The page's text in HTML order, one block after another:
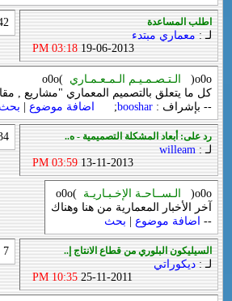
اطلب المساعدة
لـ : معماري مبتدء
19-06-2013
03:18 PM
o0o( الـتـصـمـيـم الـمـعـمـاري )o0o
كل ما يتعلق بالتصميم المعماري "مشاريع ,
-- بإشراف :booshar
; اضافة موضوع بحث
رد على: أبعاد المشكلة التصميمية - ه..
لـ :willeam
13-11-2013
03:59 PM
o0o( الـســاحـة الإخـبـاريـة )o0o
آخر الأخبار المعمارية من هنا وهناك
-- اضافة موضوع بحث
السيليكون البلوري من قطاع الانتاج إ..
لـ :ديكوراتي
25-11-2011
10:35 PM
7